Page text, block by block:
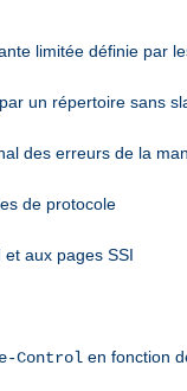
limitée définie par
un répertoire sans
des erreurs de la
de protocole
aux pages SSI
Control en fonction